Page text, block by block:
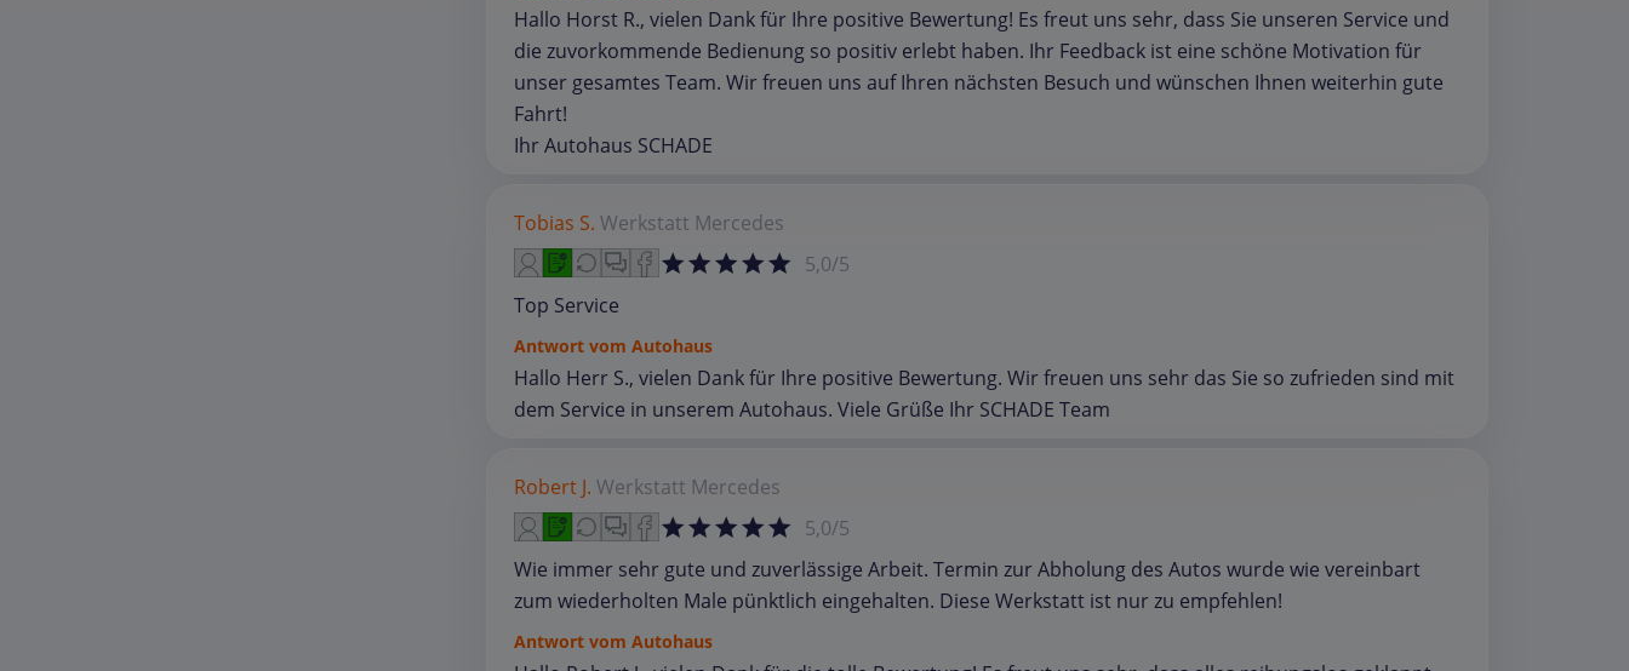
Hallo Horst R., vielen Dank für Ihre positive Bewertung! Es freut uns sehr, dass Sie unseren Service und
die zuvorkommende Bedienung so positiv erlebt haben. Ihr Feedback ist eine schöne Motivation für
unser gesamtes Team. Wir freuen uns auf Ihren nächsten Besuch und wünschen Ihnen weiterhin gute
Fahrt!
Ihr Autohaus SCHADE
Tobias S. Werkstatt Mercedes
5,0/5
Top Service
Antwort vom Autohaus
Hallo Herr S., vielen Dank für Ihre positive Bewertung. Wir freuen uns sehr das Sie so zufrieden sind mit
dem Service in unserem Autohaus. Viele Grüße Ihr SCHADE Team
Robert J. Werkstatt Mercedes
5,0/5
Wie immer sehr gute und zuverlässige Arbeit. Termin zur Abholung des Autos wurde wie vereinbart
zum wiederholten Male pünktlich eingehalten. Diese Werkstatt ist nur zu empfehlen!
Antwort vom Autohaus